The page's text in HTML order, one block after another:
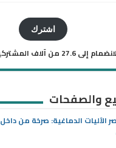
اشترك
إلى 27.6 من آلاف المشتركين الآخرين
والصفحات
الآليات الدماغية: صرخة من داخل